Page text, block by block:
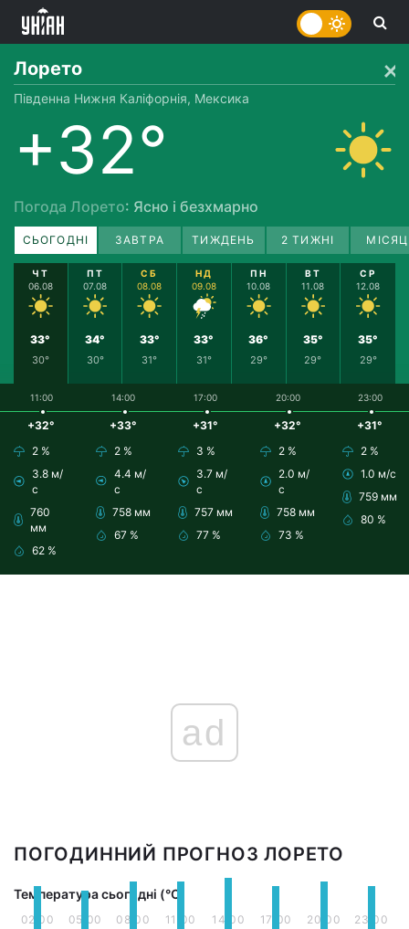
Лорето
Південна Нижня Каліфорнія, Мексика
+32°
Погода Лорето: Ясно і безхмарно
СЬОГОДНІ ЗАВТРА ТИЖДЕНЬ 2 ТИЖНІ
ЧТ
06.08
33°
30°
ПТ
07.08
34°
30°
СБ
08.08
33°
31°
НД
09.08
33°
31°
ПН
10.08
36°
29°
ВТ
11.08
35°
29°
СР
12.08
35°
29°
11:00
+32°
2 %
3.8 м/
с
760
мм
62 %
14:00
+33°
2 %
4.4 м/
с
758 мм
67 %
17:00
+31°
3 %
3.7 м/
с
757 мм
77 %
20:00
+32°
2 %
2.0 м/
с
758 мм
73 %
23:00
+31°
2 %
1.0 м/с
759 мм
80 %
ad
ПОГОДИННИЙ ПРОГНОЗ ЛОРЕТО
Температура сьогодні (°С)
02:00 05:00 08:00 11:00 14:00 17:00 20:00 23:00